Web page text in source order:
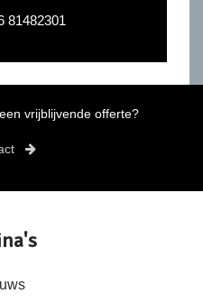
81482301
vrijblijvende offerte?